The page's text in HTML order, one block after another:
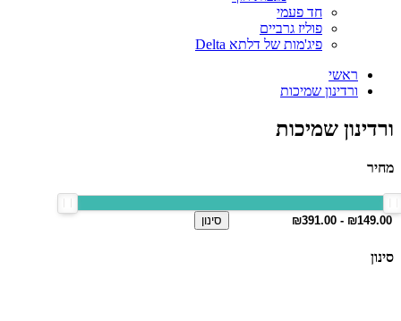
חד פעמי
פוליז גרביים
פיג'מות של דלתא Delta
ראשי
ורדינון שמיכות
ורדינון שמיכות
מחיר
סינון
סינון